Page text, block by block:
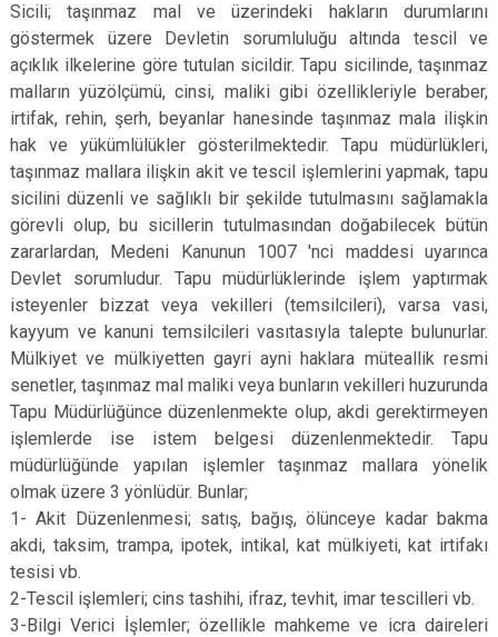
Sicili; taşınmaz mal ve üzerindeki hakların durumlarını
göstermek üzere Devletin sorumluluğu altında tescil ve
açıklık ilkelerine göre tutulan sicildir. Tapu sicilinde, taşınmaz
malların yüzölçümü, cinsi, maliki gibi özellikleriyle beraber,
irtifak, rehin, şerh, beyanlar hanesinde taşınmaz mala ilişkin
hak ve yükümlülükler gösterilmektedir. Tapu müdürlükleri,
taşınmaz mallara ilişkin akit ve tescil işlemlerini yapmak, tapu
sicilini düzenli ve sağlıklı bir şekilde tutulmasını sağlamakla
görevli olup, bu sicillerin tutulmasından doğabilecek bütün
zararlardan, Medeni Kanunun 1007 'nci maddesi uyarınca
Devlet sorumludur. Tapu müdürlüklerinde işlem yaptırmak
isteyenler bizzat veya vekilleri (temsilcileri), varsa vasi,
kayyum ve kanuni temsilcileri vasıtasıyla talepte bulunurlar.
Mülkiyet ve mülkiyetten gayri ayni haklara müteallik resmi
senetler, taşınmaz mal maliki veya bunların vekilleri huzurunda
Tapu Müdürlüğünce düzenlenmekte olup, akdi gerektirmeyen
işlemlerde ise istem belgesi düzenlenmektedir. Tapu
müdürlüğünde yapılan işlemler taşınmaz mallara yönelik
olmak üzere 3 yönlüdür. Bunlar;
1- Akit Düzenlenmesi; satış, bağış, ölünceye kadar bakma
akdi, taksim, trampa, ipotek, intikal, kat mülkiyeti, kat irtifakı
tesisi vb.
2-Tescil işlemleri; cins tashihi, ifraz, tevhit, imar tescilleri vb.
3-Bilgi Verici İşlemler; özellikle mahkeme ve icra daireleri